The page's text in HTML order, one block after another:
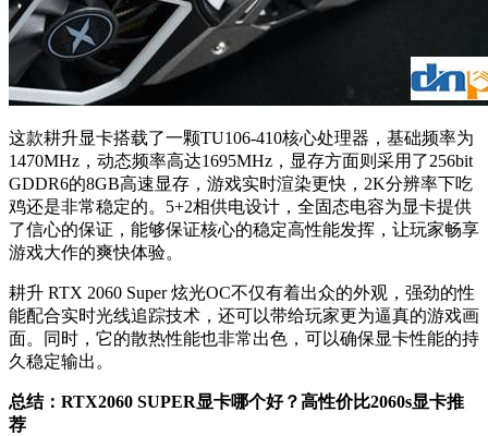
这款耕升显卡搭载了一颗TU106-410核心处理器，基础频率为
1470MHz，动态频率高达1695MHz，显存方面则采用了256bit
GDDR6的8GB高速显存，游戏实时渲染更快，2K分辨率下吃
鸡还是非常稳定的。5+2相供电设计，全固态电容为显卡提供
了信心的保证，能够保证核心的稳定高性能发挥，让玩家畅享
游戏大作的爽快体验。
耕升 RTX 2060 Super 炫光OC不仅有着出众的外观，强劲的性
能配合实时光线追踪技术，还可以带给玩家更为逼真的游戏画
面。同时，它的散热性能也非常出色，可以确保显卡性能的持
久稳定输出。
总结：RTX2060 SUPER显卡哪个好？高性价比2060s显卡推
荐